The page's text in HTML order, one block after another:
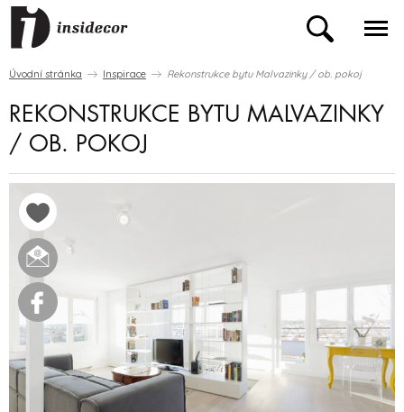
Úvodní stránka Inspirace Rekonstrukce bytu Malvazinky / ob. pokoj
REKONSTRUKCE BYTU MALVAZINKY
/ OB. POKOJ